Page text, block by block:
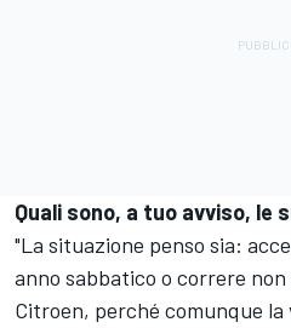
Quali sono, a tuo avviso, le
"La situazione penso sia:
anno sabbatico o correre
Citroen, perché comunque